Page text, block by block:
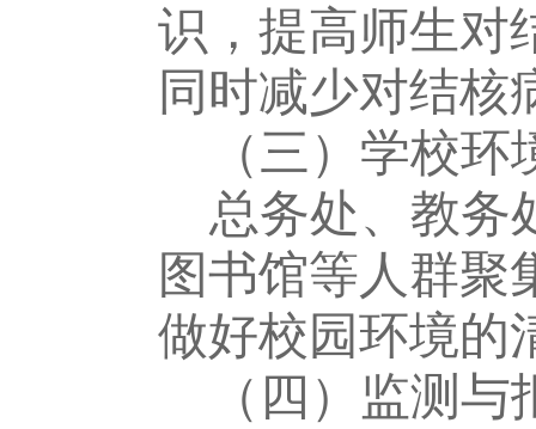
识，提高师生对
同时减少对结核
（三）学校环
总务处、教务
图书馆等人群聚
做好校园环境的
（四）监测与